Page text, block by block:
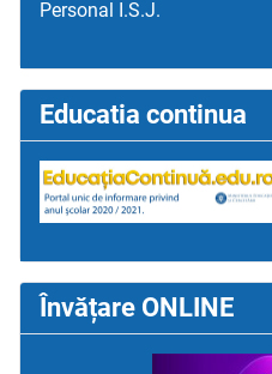
Personal I.S.J.
Educatia continua
Învățare ONLINE